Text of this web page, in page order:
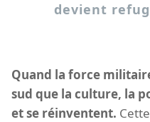
devient
Quand la force
sud que la culture, la
et se réinventent.